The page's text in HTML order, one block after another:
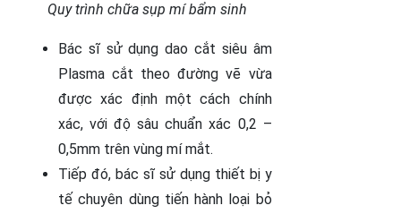
Quy trình chữa sụp mí bẩm sinh
Bác sĩ sử dụng dao cắt siêu âm
Plasma cắt theo đường vẽ vừa
được xác định một cách chính
xác, với độ sâu chuẩn xác 0,2 –
0,5mm trên vùng mí mắt.
Tiếp đó, bác sĩ sử dụng thiết bị y
tế chuyên dùng tiến hành loại bỏ